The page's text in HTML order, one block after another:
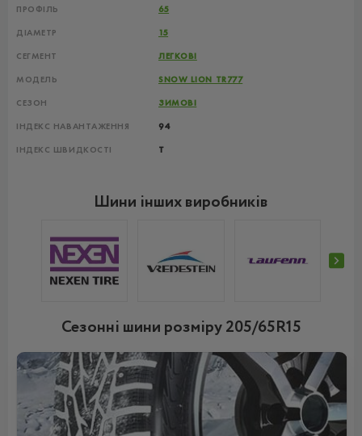
ПРОФІЛЬ 65
ДІАМЕТР 15
СЕГМЕНТ ЛЕГКОВІ
МОДЕЛЬ SNOW LION TR777
СЕЗОН ЗИМОВІ
ІНДЕКС НАВАНТАЖЕННЯ 94
ІНДЕКС ШВИДКОСТІ T
Шини інших виробників
Сезонні шини розміру 205/65R15